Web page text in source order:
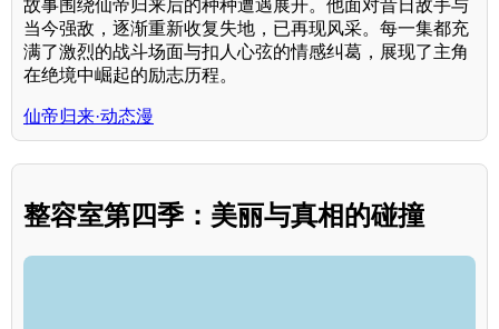
故事围绕仙帝归来后的种种遭遇展开。他面对昔日敌手与
当今强敌，逐渐重新收复失地，已再现风采。每一集都充
满了激烈的战斗场面与扣人心弦的情感纠葛，展现了主角
在绝境中崛起的励志历程。
仙帝归来·动态漫
整容室第四季：美丽与真相的碰撞